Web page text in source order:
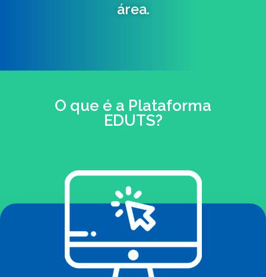
área.
O que é a Plataforma
EDUTS?